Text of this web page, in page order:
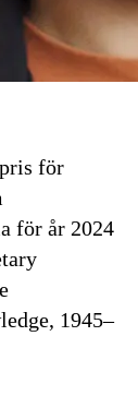
för
för år 2024
1945–